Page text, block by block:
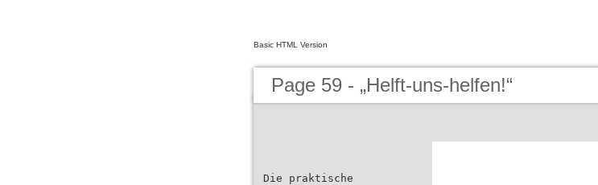
Basic HTML Version
Page 59 - „Helft-uns-helfen!“
Die praktische